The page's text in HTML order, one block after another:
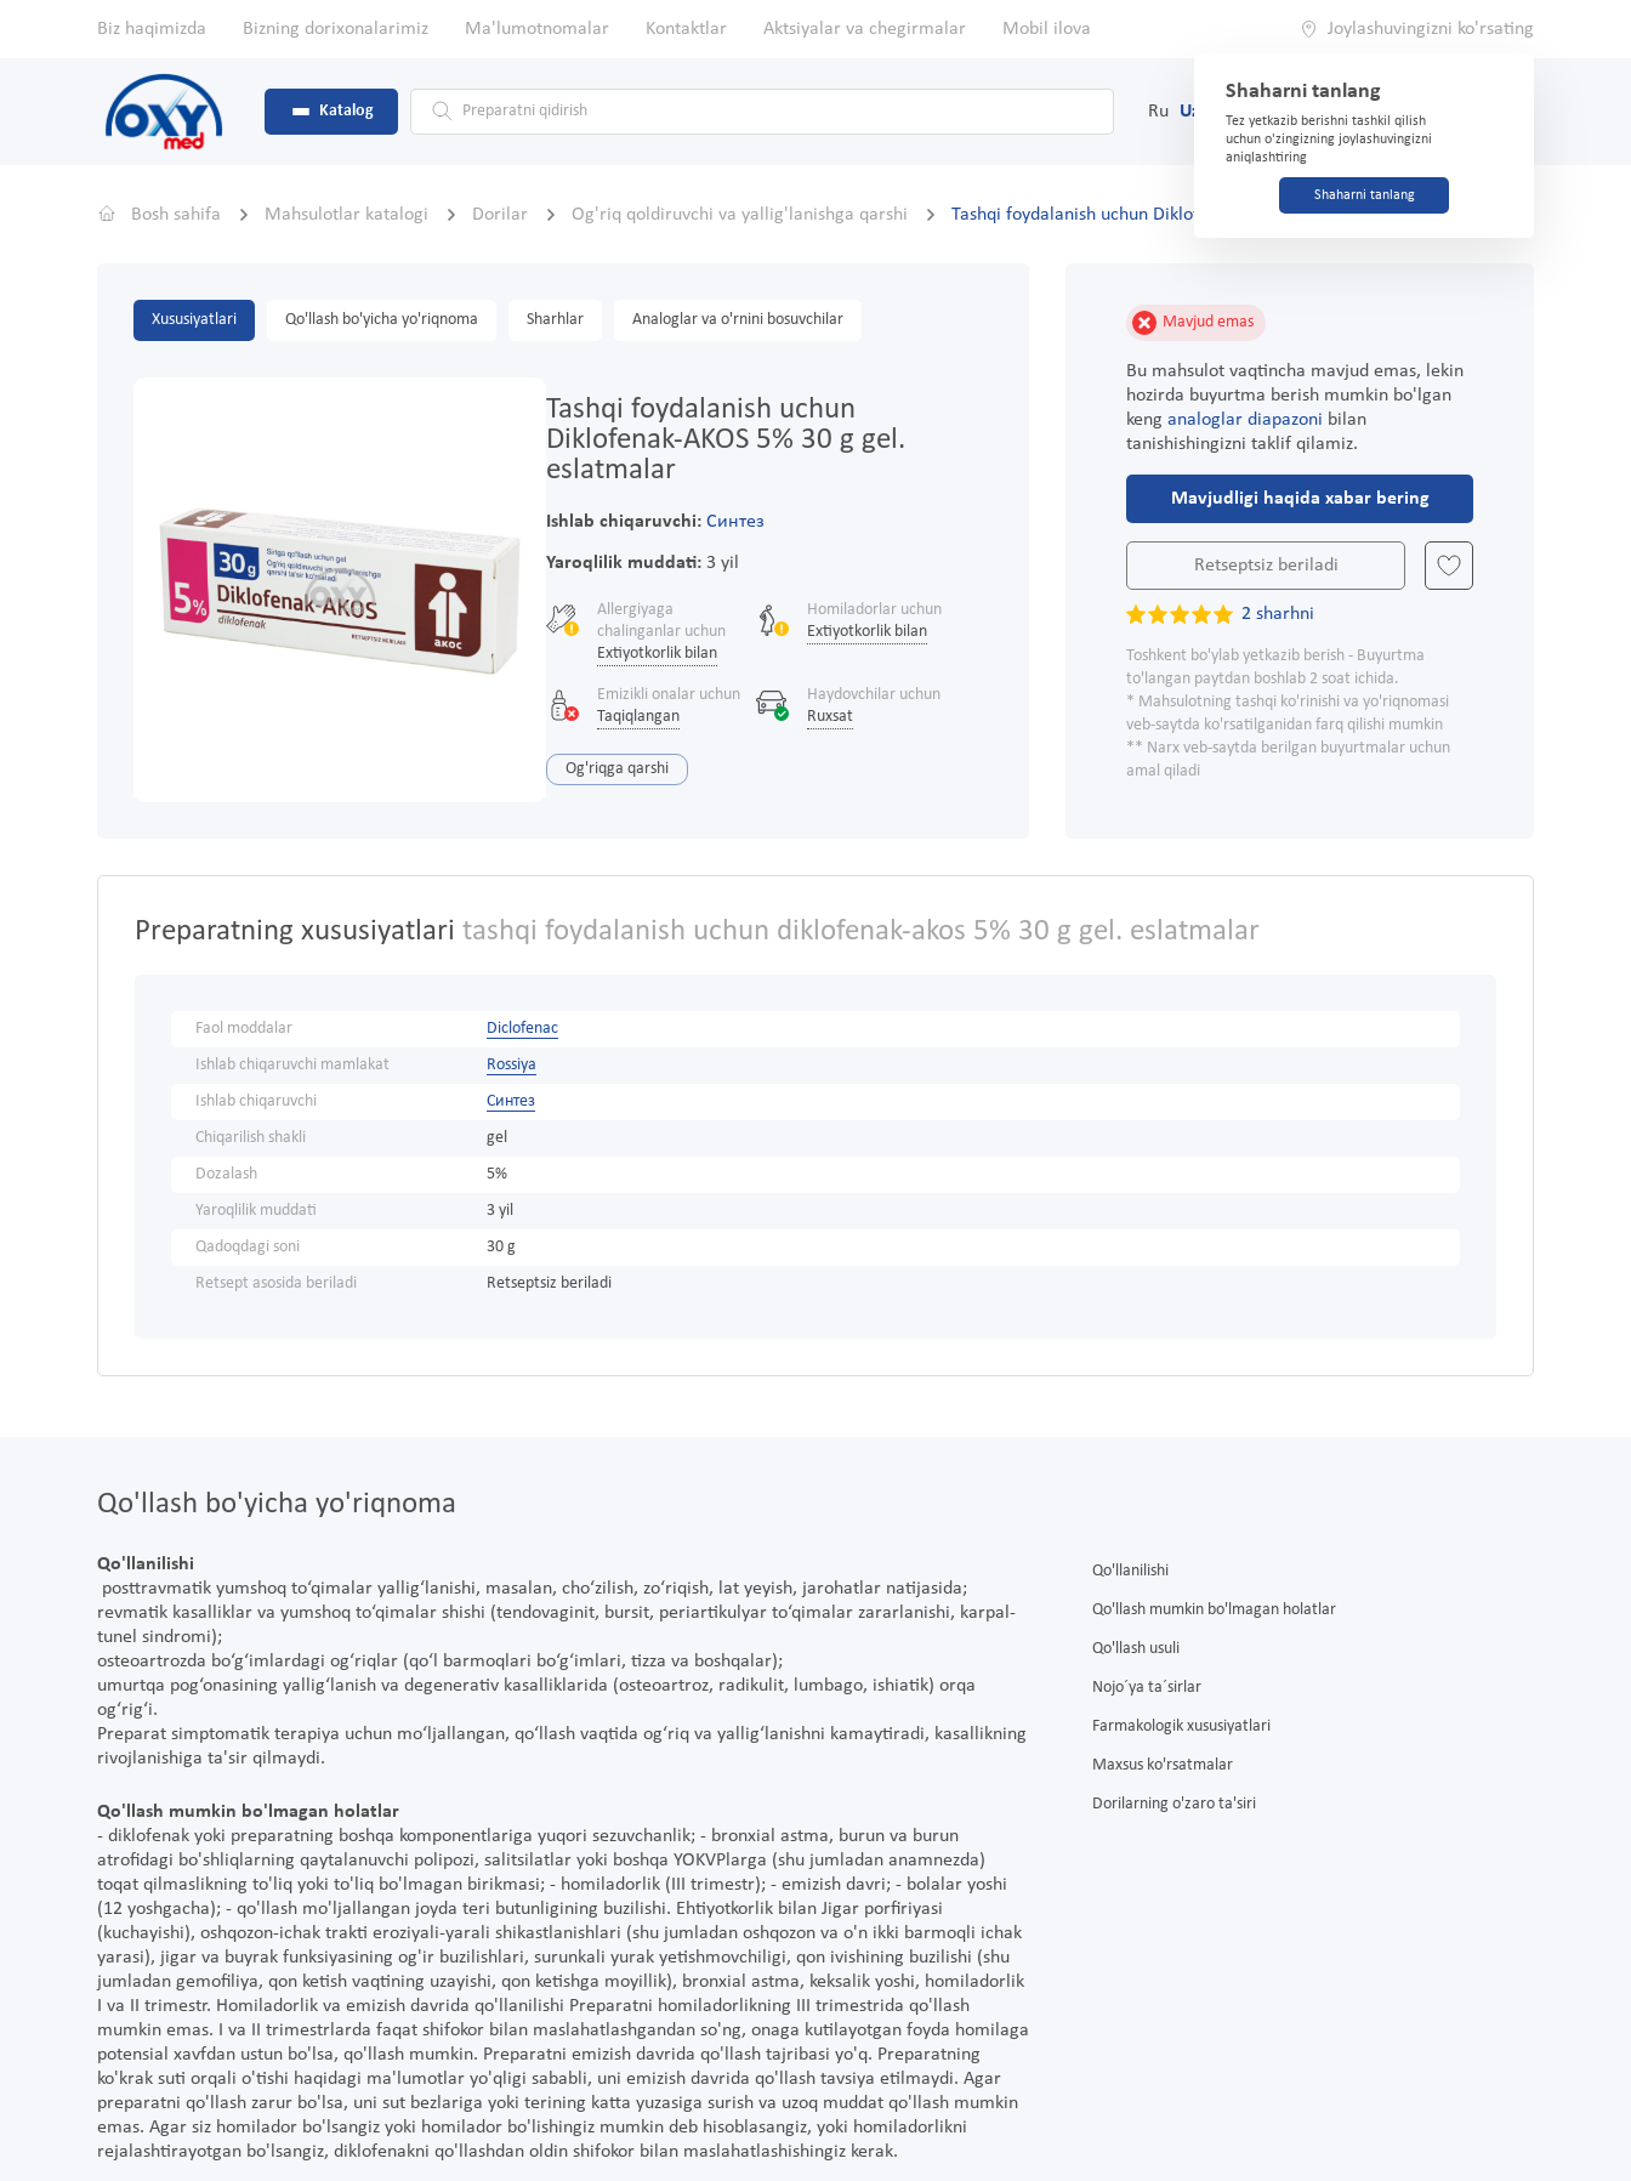
Biz haqimizda Bizning dorixonalarimiz Ma'lumotnomalar Kontaktlar Aktsiyalar va chegirmalar Mobil ilova Joylashuvingizni ko'rsating
Shaharni tanlang
Tez yetkazib berishni tashkil qilish
uchun o'zingizning joylashuvingizni
aniqlashtiring
Shaharni tanlang
Katalog Ru Uz (71) 200-03-03
Bosh sahifa Mahsulotlar katalogi Dorilar Og'riq qoldiruvchi va yallig'lanishga qarshi Tashqi foydalanish uchun Diklofenak-AKOS 5% 30 g gel. eslatmalar
Xususiyatlari Qo'llash bo'yicha yo'riqnoma Sharhlar Analoglar va o'rnini bosuvchilar
Tashqi foydalanish uchun
Diklofenak-AKOS 5% 30 g gel.
eslatmalar
Ishlab chiqaruvchi: Синтез
Yaroqlilik muddati:3 yil
Allergiyaga
chalinganlar uchun
Extiyotkorlik bilan
Homiladorlar uchun
Extiyotkorlik bilan
Emizikli onalar uchun
Taqiqlangan
Haydovchilar uchun
Ruxsat
Og'riqga qarshi
Mavjud emas
Bu mahsulot vaqtincha mavjud emas, lekin
hozirda buyurtma berish mumkin bo'lgan
keng analoglar diapazoni bilan
tanishishingizni taklif qilamiz.
Mavjudligi haqida xabar bering
Retseptsiz beriladi
2 sharhni
Toshkent bo'ylab yetkazib berish - Buyurtma
to'langan paytdan boshlab 2 soat ichida.
* Mahsulotning tashqi ko'rinishi va yo'riqnomasi
veb-saytda ko'rsatilganidan farq qilishi mumkin
** Narx veb-saytda berilgan buyurtmalar uchun
amal qiladi
Preparatning xususiyatlari tashqi foydalanish uchun diklofenak-akos 5% 30 g gel. eslatmalar
Faol moddalar
Diclofenac
Ishlab chiqaruvchi mamlakat
Rossiya
Ishlab chiqaruvchi
Синтез
Chiqarilish shakli
gel
Dozalash
5%
Yaroqlilik muddati
3 yil
Qadoqdagi soni
30 g
Retsept asosida beriladi
Retseptsiz beriladi
Qo'llash bo'yicha yo'riqnoma
Qo'llanilishi
posttravmatik yumshoq to‘qimalar yallig‘lanishi, masalan, cho‘zilish, zo‘riqish, lat yeyish, jarohatlar natijasida;
revmatik kasalliklar va yumshoq to‘qimalar shishi (tendovaginit, bursit, periartikulyar to‘qimalar zararlanishi, karpal-
tunel sindromi);
osteoartrozda bo‘g‘imlardagi og‘riqlar (qo‘l barmoqlari bo‘g‘imlari, tizza va boshqalar);
umurtqa pog‘onasining yallig‘lanish va degenerativ kasalliklarida (osteoartroz, radikulit, lumbago, ishiatik) orqa
og‘rig‘i.
Preparat simptomatik terapiya uchun mo‘ljallangan, qo‘llash vaqtida og‘riq va yallig‘lanishni kamaytiradi, kasallikning
rivojlanishiga ta'sir qilmaydi.
Qo'llash mumkin bo'lmagan holatlar
- diklofenak yoki preparatning boshqa komponentlariga yuqori sezuvchanlik; - bronxial astma, burun va burun
atrofidagi bo'shliqlarning qaytalanuvchi polipozi, salitsilatlar yoki boshqa YOKVPlarga (shu jumladan anamnezda)
toqat qilmaslikning to'liq yoki to'liq bo'lmagan birikmasi; - homiladorlik (III trimestr); - emizish davri; - bolalar yoshi
(12 yoshgacha); - qo'llash mo'ljallangan joyda teri butunligining buzilishi. Ehtiyotkorlik bilan Jigar porfiriyasi
(kuchayishi), oshqozon-ichak trakti eroziyali-yarali shikastlanishlari (shu jumladan oshqozon va o'n ikki barmoqli ichak
yarasi), jigar va buyrak funksiyasining og'ir buzilishlari, surunkali yurak yetishmovchiligi, qon ivishining buzilishi (shu
jumladan gemofiliya, qon ketish vaqtining uzayishi, qon ketishga moyillik), bronxial astma, keksalik yoshi, homiladorlik
I va II trimestr. Homiladorlik va emizish davrida qo'llanilishi Preparatni homiladorlikning III trimestrida qo'llash
mumkin emas. I va II trimestrlarda faqat shifokor bilan maslahatlashgandan so'ng, onaga kutilayotgan foyda homilaga
potensial xavfdan ustun bo'lsa, qo'llash mumkin. Preparatni emizish davrida qo'llash tajribasi yo'q. Preparatning
ko'krak suti orqali o'tishi haqidagi ma'lumotlar yo'qligi sababli, uni emizish davrida qo'llash tavsiya etilmaydi. Agar
preparatni qo'llash zarur bo'lsa, uni sut bezlariga yoki terining katta yuzasiga surish va uzoq muddat qo'llash mumkin
emas. Agar siz homilador bo'lsangiz yoki homilador bo'lishingiz mumkin deb hisoblasangiz, yoki homiladorlikni
rejalashtirayotgan bo'lsangiz, diklofenakni qo'llashdan oldin shifokor bilan maslahatlashishingiz kerak.
Qo'llanilishi
Qo'llash mumkin bo'lmagan holatlar
Qo'llash usuli
Nojo´ya ta´sirlar
Farmakologik xususiyatlari
Maxsus ko'rsatmalar
Dorilarning o'zaro ta'siri